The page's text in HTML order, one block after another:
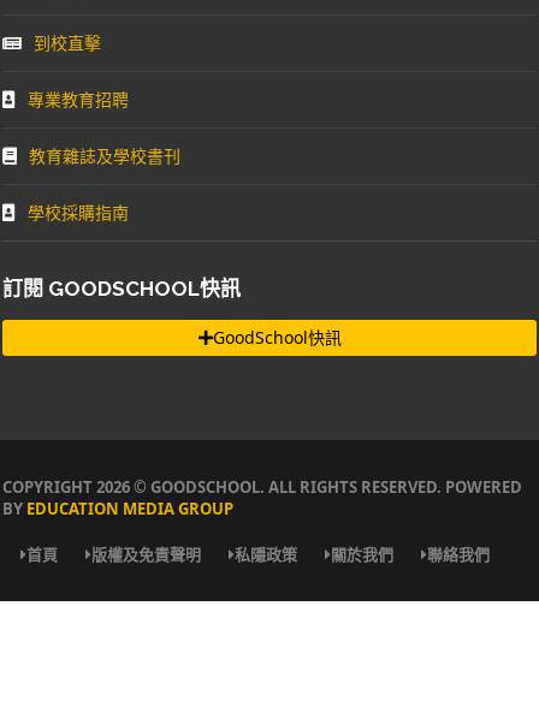
到校直擊
專業教育招聘
教育雜誌及學校書刊
學校採購指南
訂閱 GOODSCHOOL快訊
GoodSchool快訊
COPYRIGHT 2026 © GOODSCHOOL. ALL RIGHTS RESERVED. POWERED
BY EDUCATION MEDIA GROUP
首頁 版權及免責聲明 私隱政策 關於我們 聯絡我們